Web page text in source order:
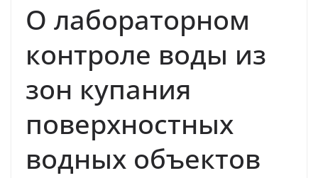
О лабораторном
контроле воды из
зон купания
поверхностных
водных объектов